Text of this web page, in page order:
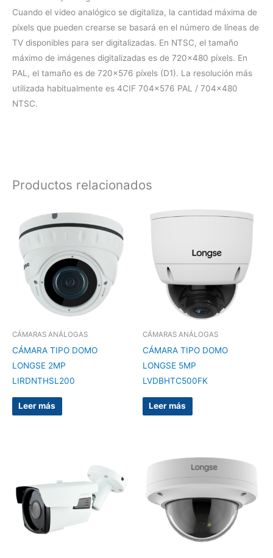
Cuando el video analógico se digitaliza, la cantidad máxima de
píxels que pueden crearse se basará en el número de líneas de
TV disponibles para ser digitalizadas. En NTSC, el tamaño
máximo de imágenes digitalizadas es de 720×480 píxels. En
PAL, el tamaño es de 720×576 píxels (D1). La resolución más
utilizada habitualmente es 4CIF 704×576 PAL / 704×480
NTSC.
Productos relacionados
CÁMARAS ANÁLOGAS
CÁMARA TIPO DOMO
LONGSE 2MP
LIRDNTHSL200
Leer más
CÁMARAS ANÁLOGAS
CÁMARA TIPO DOMO
LONGSE 5MP
LVDBHTC500FK
Leer más